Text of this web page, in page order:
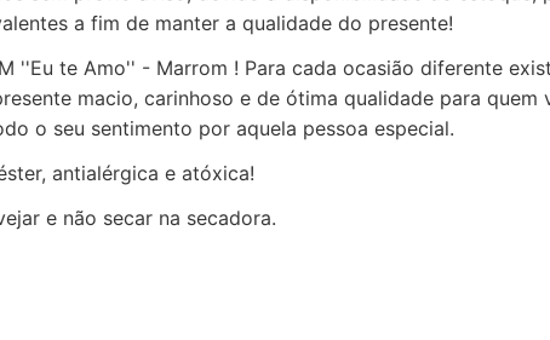
a fim de manter a qualidade do presente!
''Eu te Amo'' - Marrom ! Para cada ocasião diferente
macio, carinhoso e de ótima qualidade para quem
o seu sentimento por aquela pessoa especial.
antialérgica e atóxica!
e não secar na secadora.